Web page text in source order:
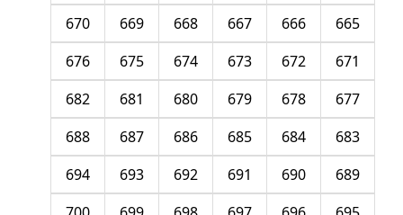
665
666
667
668
669
670
671
672
673
674
675
676
677
678
679
680
681
682
683
684
685
686
687
688
689
690
691
692
693
694